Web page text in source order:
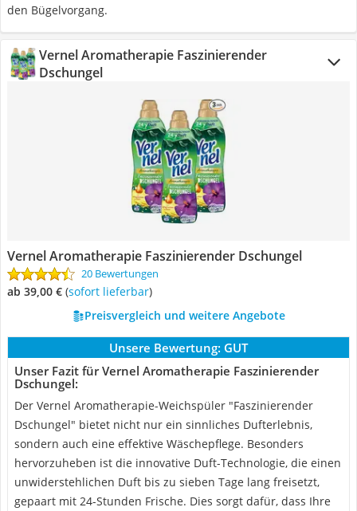
den Bügelvorgang.
Vernel Aromatherapie Faszinierender
Dschungel
Vernel Aromatherapie Faszinierender Dschungel
20 Bewertungen
ab 39,00 € ( Sofort lieferbar)
Preisvergleich und weitere Angebote
Unsere Bewertung: GUT
Unser Fazit für Vernel Aromatherapie Faszinierender
Dschungel:
Der Vernel Aromatherapie-Weichspüler "Faszinierender
Dschungel" bietet nicht nur ein sinnliches Dufterlebnis,
sondern auch eine effektive Wäschepflege. Besonders
hervorzuheben ist die innovative Duft-Technologie, die einen
unwiderstehlichen Duft bis zu sieben Tage lang freisetzt,
gepaart mit 24-Stunden Frische. Dies sorgt dafür, dass Ihre